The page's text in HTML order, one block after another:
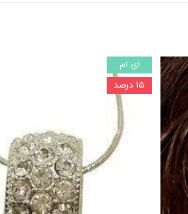
ای ام
۱۵ درصد